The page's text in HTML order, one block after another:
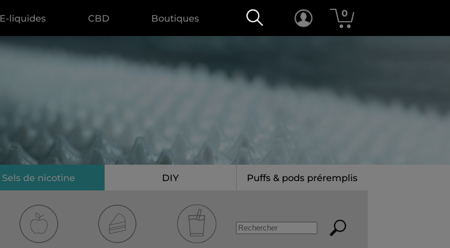
E-liquides CBD Boutiques 0
Sels de nicotine DIY Puffs & pods préremplis